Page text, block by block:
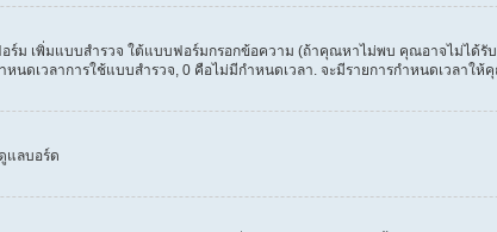
เพิ่มแบบสำรวจ ใต้แบบฟอร์มกรอกข้อความ (ถ้าคุณหาไม่พบ คุณอาจไม่ได้รับ
ดเวลาการใช้แบบสำรวจ, 0 คือไม่มีกำหนดเวลา. จะมีรายการกำหนดเวลาให้
แลบอร์ด